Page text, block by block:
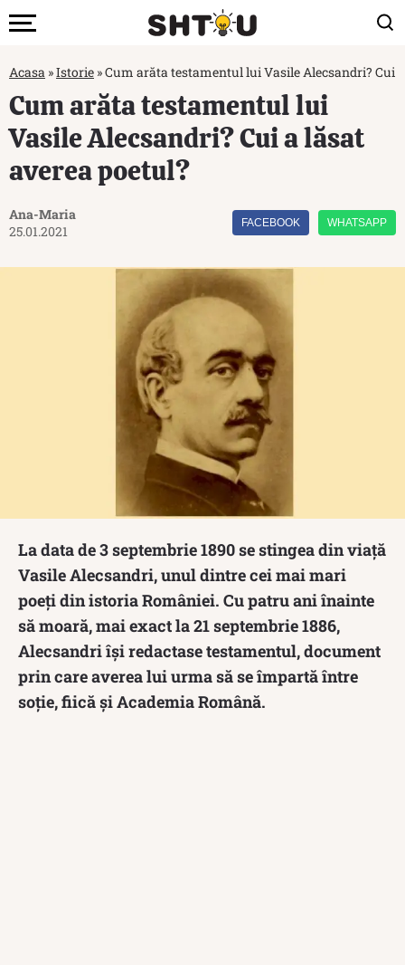
Acasa »Istorie »Cum arăta testamentul lui Vasile Alecsandri? Cui
Cum arăta testamentul lui
Vasile Alecsandri? Cui a lăsat
averea poetul?
Ana-Maria
25.01.2021
FACEBOOK WHATSAPP
La data de 3 septembrie 1890 se stingea din viață
Vasile Alecsandri, unul dintre cei mai mari
poeți din istoria României. Cu patru ani înainte
să moară, mai exact la 21 septembrie 1886,
Alecsandri își redactase testamentul, document
prin care averea lui urma să se împartă între
soție, fiică și Academia Română.